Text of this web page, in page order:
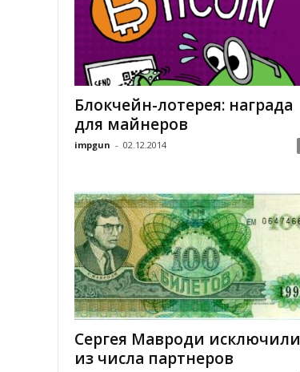
Блокчейн-лотерея: награда
для майнеров
impgun - 02.12.2014
Сергея Мавроди исключили
из числа партнеров